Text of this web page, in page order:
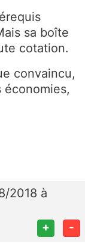
sa boîte
cotation.
convaincu,
2018 à
+ -